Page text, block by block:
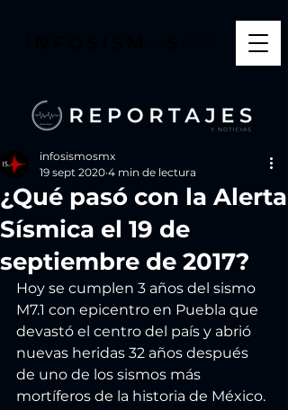
¿Qué pasó con la Alerta
Sísmica el 19 de
septiembre de 2017?
infosismosmx
19 sept 2020 4 min de lectura
Hoy se cumplen 3 años del sismo
M7.1 con epicentro en Puebla que
devastó el centro del país y abrió
nuevas heridas 32 años después
de uno de los sismos más
mortíferos de la historia de México.